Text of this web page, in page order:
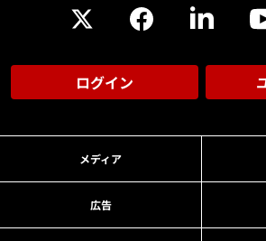
ログイン
メディア
広告